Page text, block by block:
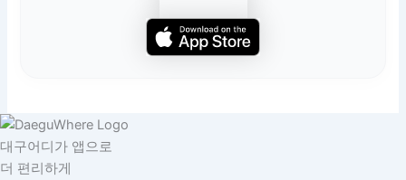
대구어디가 앱으로
더 편리하게